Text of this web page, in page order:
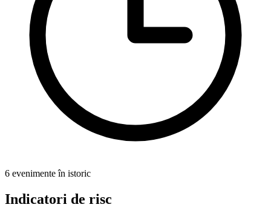
6 evenimente în istoric
Indicatori de risc